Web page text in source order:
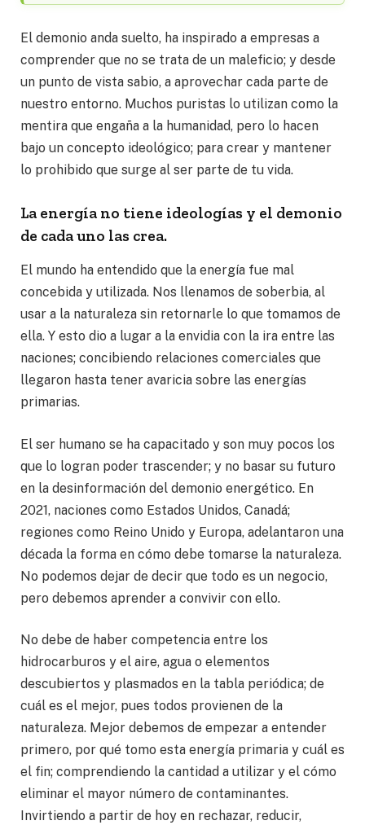
El demonio anda suelto, ha inspirado a empresas a
comprender que no se trata de un maleficio; y desde
un punto de vista sabio, a aprovechar cada parte de
nuestro entorno. Muchos puristas lo utilizan como la
mentira que engaña a la humanidad, pero lo hacen
bajo un concepto ideológico; para crear y mantener
lo prohibido que surge al ser parte de tu vida.
La energía no tiene ideologías y el demonio
de cada uno las crea.
El mundo ha entendido que la energía fue mal
concebida y utilizada. Nos llenamos de soberbia, al
usar a la naturaleza sin retornarle lo que tomamos de
ella. Y esto dio a lugar a la envidia con la ira entre las
naciones; concibiendo relaciones comerciales que
llegaron hasta tener avaricia sobre las energías
primarias.
El ser humano se ha capacitado y son muy pocos los
que lo logran poder trascender; y no basar su futuro
en la desinformación del demonio energético. En
2021, naciones como Estados Unidos, Canadá;
regiones como Reino Unido y Europa, adelantaron una
década la forma en cómo debe tomarse la naturaleza.
No podemos dejar de decir que todo es un negocio,
pero debemos aprender a convivir con ello.
No debe de haber competencia entre los
hidrocarburos y el aire, agua o elementos
descubiertos y plasmados en la tabla periódica; de
cuál es el mejor, pues todos provienen de la
naturaleza. Mejor debemos de empezar a entender
primero, por qué tomo esta energía primaria y cuál es
el fin; comprendiendo la cantidad a utilizar y el cómo
eliminar el mayor número de contaminantes.
Invirtiendo a partir de hoy en rechazar, reducir,